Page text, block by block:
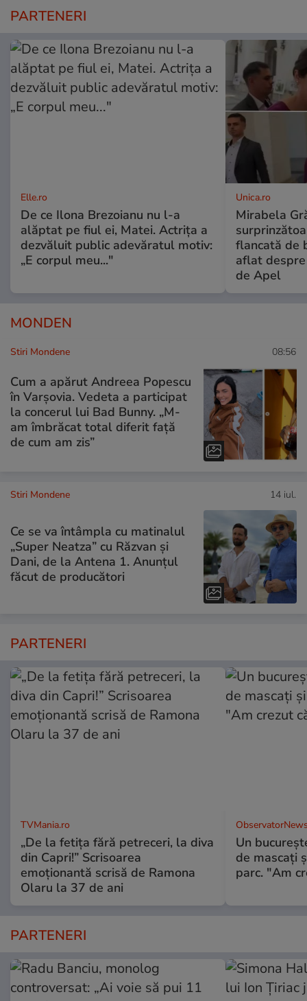
PARTENERI
Elle.ro
De ce Ilona Brezoianu nu l-a
alăptat pe fiul ei, Matei. Actrița a
dezvăluit public adevăratul motiv:
„E corpul meu..."
Unica.ro
Mirabela
flancată de
aflat
de Apel
MONDEN
Stiri Mondene 08:56
Cum a apărut Andreea Popescu
în Varșovia. Vedeta a participat
la concerul lui Bad Bunny. „M-
am îmbrăcat total diferit față
de cum am zis”
Stiri Mondene 14 iul.
Ce se va întâmpla cu matinalul
„Super Neatza” cu Răzvan şi
Dani, de la Antena 1. Anunțul
făcut de producători
PARTENERI
TVMania.ro
„De la fetița fără petreceri, la diva
din Capri!” Scrisoarea
emoționantă scrisă de Ramona
Olaru la 37 de ani
Un
de mascaţi
parc. "Am
PARTENERI